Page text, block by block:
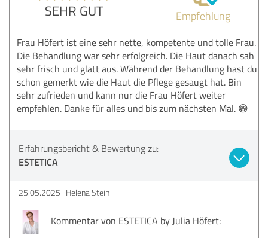
SEHR GUT Empfehlung
Frau Höfert ist eine sehr nette, kompetente und tolle Frau.
Die Behandlung war sehr erfolgreich. Die Haut danach sah
sehr frisch und glatt aus. Während der Behandlung hast du
schon gemerkt wie die Haut die Pflege gesaugt hat. Bin
sehr zufrieden und kann nur die Frau Höfert weiter
empfehlen. Danke für alles und bis zum nächsten Mal. 😁
Erfahrungsbericht & Bewertung zu:
ESTETICA
25.05.2025 Helena Stein
Kommentar von ESTETICA by Julia Höfert: